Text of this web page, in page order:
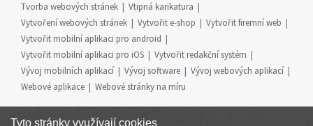
Tvorba webových stránek
Vtipná karikatura
Vytvoření webových stránek
Vytvořit e-shop
Vytvořit firemní web
Vytvořit mobilní aplikaci pro android
Vytvořit mobilní aplikaci pro iOS
Vytvořit redakční systém
Vývoj mobilních aplikací
Vývoj software
Vývoj webových aplikací
Webové aplikace
Webové stránky na míru
Tyto stránky využívají cookies